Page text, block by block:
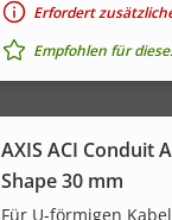
Erfordert
Empfohlen für
AXIS ACI Conduit
Shape 30 mm
Für U-förmigen